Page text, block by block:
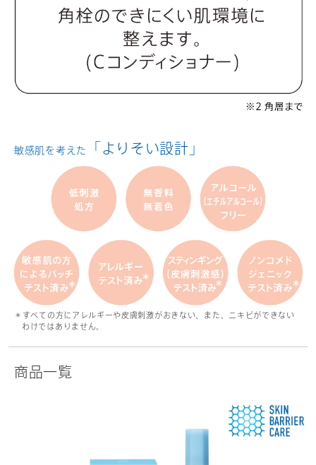
敏感肌を考えた 「よりそい設計」
＊すべての方にアレルギーや皮膚刺激がおきない、また、ニキビができない
わけではありません。
商品一覧